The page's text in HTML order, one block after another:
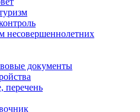
несовершеннолетних
документы
перечень